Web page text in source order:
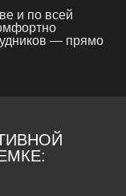
и по всей
— прямо